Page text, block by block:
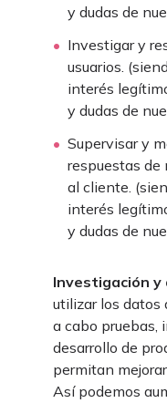
y dudas de
Investigar y
usuarios.
interés
y dudas de
Supervisar y
respuestas de
al cliente.
interés
y dudas de
Investigación y
utilizar los datos
a cabo pruebas,
desarrollo de
permitan
Así podemos